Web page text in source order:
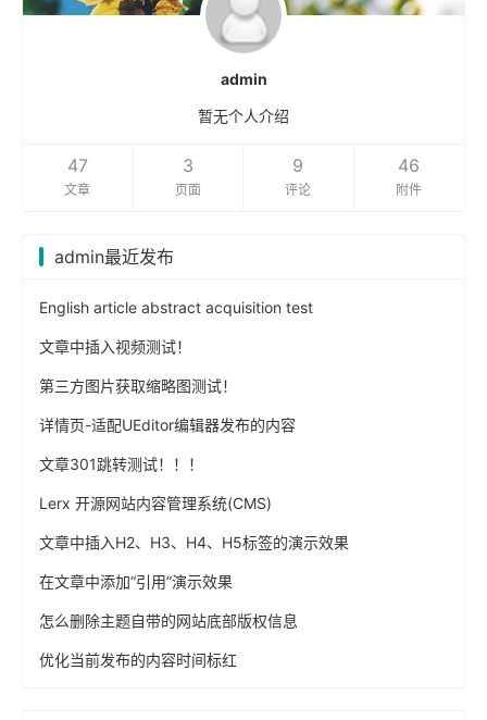
admin
暂无个人介绍
47
文章
3
页面
9
评论
46
附件
admin最近发布
English article abstract acquisition test
文章中插入视频测试！
第三方图片获取缩略图测试！
详情页-适配UEditor编辑器发布的内容
文章301跳转测试！！！
Lerx 开源网站内容管理系统(CMS)
文章中插入H2、H3、H4、H5标签的演示效果
在文章中添加“引用”演示效果
怎么删除主题自带的网站底部版权信息
优化当前发布的内容时间标红